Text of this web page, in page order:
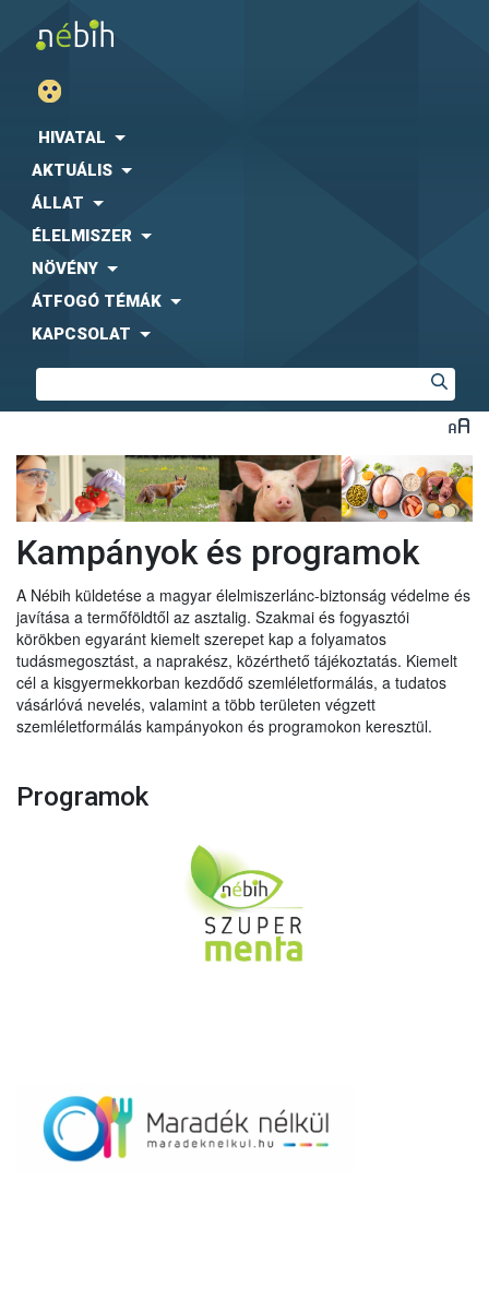
HIVATAL
AKTUÁLIS
ÁLLAT
ÉLELMISZER
NÖVÉNY
ÁTFOGÓ TÉMÁK
KAPCSOLAT
Kampányok és programok
A Nébih küldetése a magyar élelmiszerlánc-biztonság védelme és
javítása a termőföldtől az asztalig. Szakmai és fogyasztói
körökben egyaránt kiemelt szerepet kap a folyamatos
tudásmegosztást, a naprakész, közérthető tájékoztatás. Kiemelt
cél a kisgyermekkorban kezdődő szemléletformálás, a tudatos
vásárlóvá nevelés, valamint a több területen végzett
szemléletformálás kampányokon és programokon keresztül.
Programok